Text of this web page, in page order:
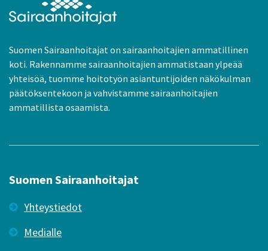
Suomen Sairaanhoitajat on sairaanhoitajien ammatillinen
koti. Rakennamme sairaanhoitajien ammatistaan ylpeää
yhteisöä, tuomme hoitotyön asiantuntijoiden näkökulman
päätöksentekoon ja vahvistamme sairaanhoitajien
ammatillista osaamista.
Suomen Sairaanhoitajat
Yhteystiedot
Medialle